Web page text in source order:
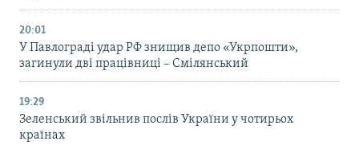
20:01
У Павлограді удар РФ знищив депо «Укрпошти»,
загинули дві працівниці – Смілянський
19:29
Зеленський звільнив послів України у чотирьох
країнах